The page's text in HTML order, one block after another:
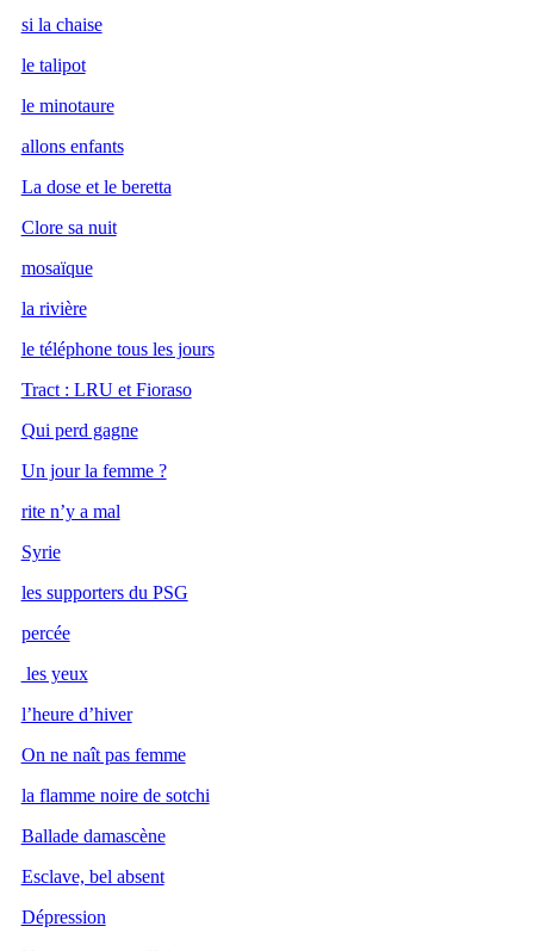
si la chaise
le talipot
le minotaure
allons enfants
La dose et le beretta
Clore sa nuit
mosaïque
la rivière
le téléphone tous les jours
Tract : LRU et Fioraso
Qui perd gagne
Un jour la femme ?
rite n’y a mal
Syrie
les supporters du PSG
percée
les yeux
l’heure d’hiver
On ne naît pas femme
la flamme noire de sotchi
Ballade damascène
Esclave, bel absent
Dépression